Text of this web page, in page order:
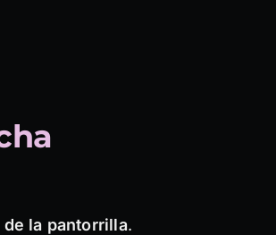
de la pantorrilla.